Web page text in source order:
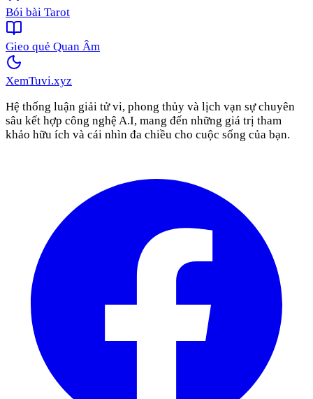
Bói bài Tarot
Gieo quẻ Quan Âm
XemTuvi.xyz
Hệ thống luận giải tử vi, phong thủy và lịch vạn sự chuyên
sâu kết hợp công nghệ A.I, mang đến những giá trị tham
khảo hữu ích và cái nhìn đa chiều cho cuộc sống của bạn.